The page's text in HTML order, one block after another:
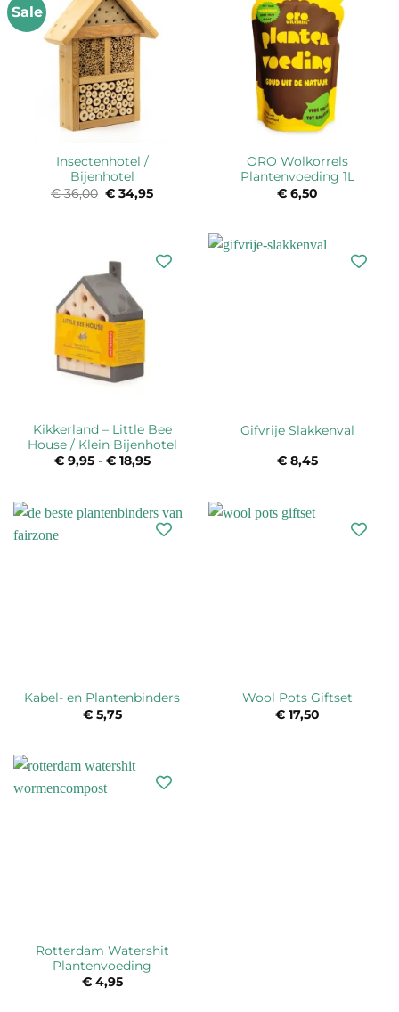
Sale
Insectenhotel /
Bijenhotel
€36,00 Oorspronkelijke
€ 34,95
ORO Wolkorrels
Plantenvoeding 1L
€6,50
Kikkerland – Little Bee
House / Klein Bijenhotel
€9,95 - €18,95Prijsklasse:
Gifvrije Slakkenval
€8,45
Kabel- en Plantenbinders
€5,75
Wool Pots Giftset
€17,50
Rotterdam Watershit
Plantenvoeding
€4,95